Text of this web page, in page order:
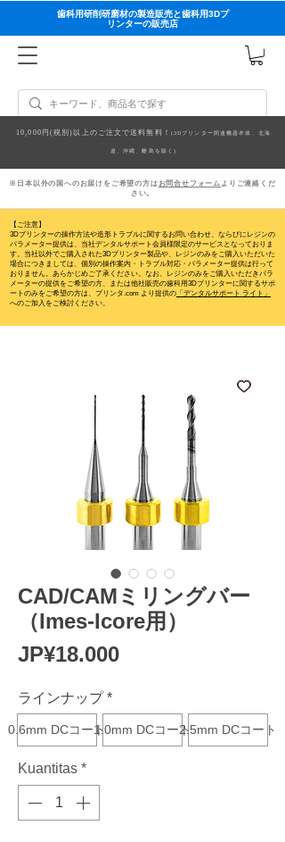
歯科用研削研磨材の製造販売と歯科用3Dプ
リンターの販売店
10,000円(税別)以上のご注文で送料無料！ (3Dプリンター関連機器本体、北海
道、沖縄、離島を除く)
※日本以外の国へのお届けをご希望の方はお問合せフォーム よりご連絡くだ
さい。
【ご注意】
3Dプリンターの操作方法や造形トラブルに関するお問い合わせ、ならびにレジンの
パラメーター提供は、当社デンタルサポート会員様限定のサービスとなっておりま
す。当社以外でご購入された3Dプリンター製品や、レジンのみをご購入いただいた
場合につきましては、個別の操作案内・トラブル対応・パラメーター提供は行って
おりません。 あらかじめご了承ください。なお、レジンのみをご購入いただきパラ
メーターの提供をご希望の方、または他社販売の歯科用3Dプリンターに関するサポ
ートのみをご希望の方は、プリンタ.com より提供の 「デンタルサポート ライト」
へのご加入をご検討ください。
CAD/CAMミリングバー
（Imes-Icore用）
JP¥18.000Harga
ラインナップ *
0.6mm DCコート1.0mm DCコート2.5mm DCコート
Kuantitas *